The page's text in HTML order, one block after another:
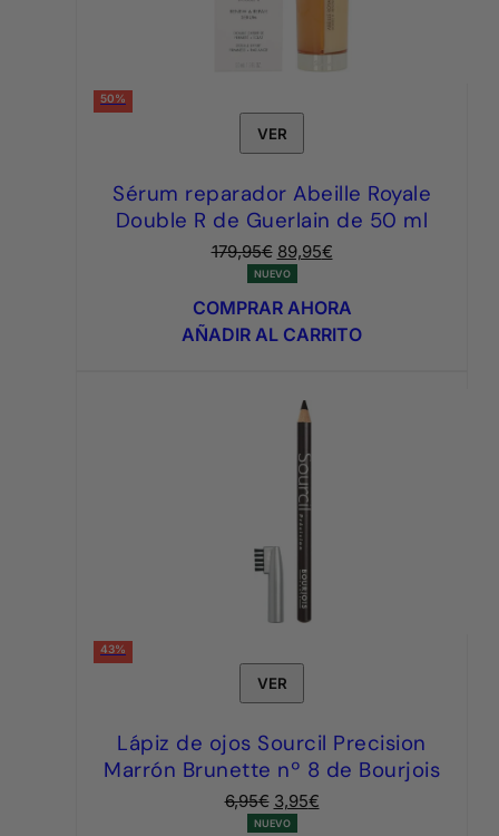
50%
VER
Sérum reparador Abeille Royale
Double R de Guerlain de 50 ml
179,95€ El
precio
original
era:
179,95€.
89,95€El
actual
es:
89,95€.
NUEVO
COMPRAR AHORA
AÑADIR AL CARRITO
43%
VER
Lápiz de ojos Sourcil Precision
Marrón Brunette nº 8 de Bourjois
6,95€ El
precio
3,95€El
NUEVO